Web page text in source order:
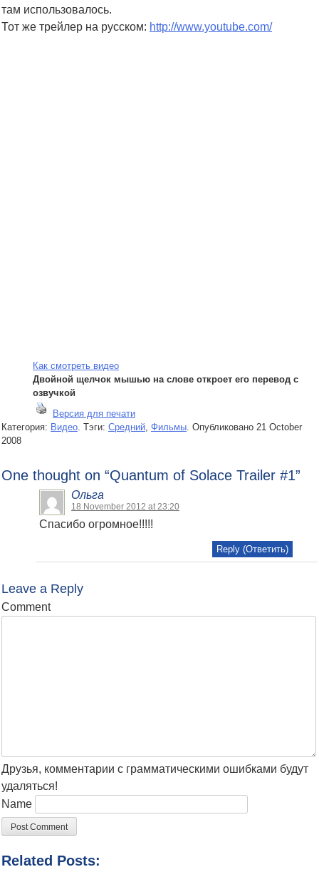
там использовалось.
Тот же трейлер на русском: http://www.youtube.com/
Как смотреть видео
Двойной щелчок мышью на слове откроет его перевод с
озвучкой
Версия для печати
Категория: Видео . Тэги: Средний Фильмы Опубликовано 21 October
2008
One thought on “Quantum of Solace Trailer #1”
Ольга
18 November 2012 at 23:20
Спасибо огромное!!!!!
Reply (Ответить)
Leave a Reply
Comment
Друзья, комментарии с грамматическими ошибками будут
удаляться!
Name
Related Posts: